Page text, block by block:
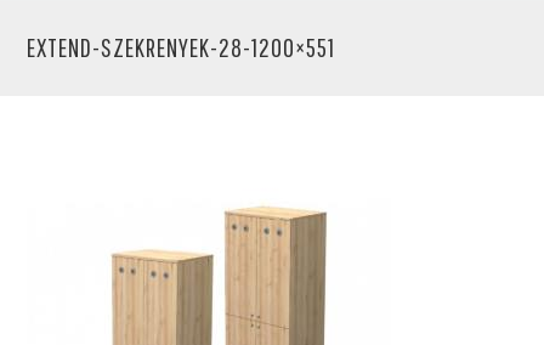
EXTEND-SZEKRENYEK-28-1200×551